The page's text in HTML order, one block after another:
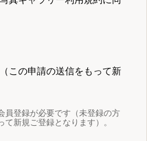
この申請の送信をもって新
員登録が必要です（未登録の方
新規ご登録となります）。